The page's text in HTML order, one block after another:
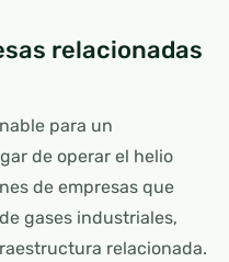
relacionadas
para un
de operar el helio
de empresas que
gases industriales,
relacionada.